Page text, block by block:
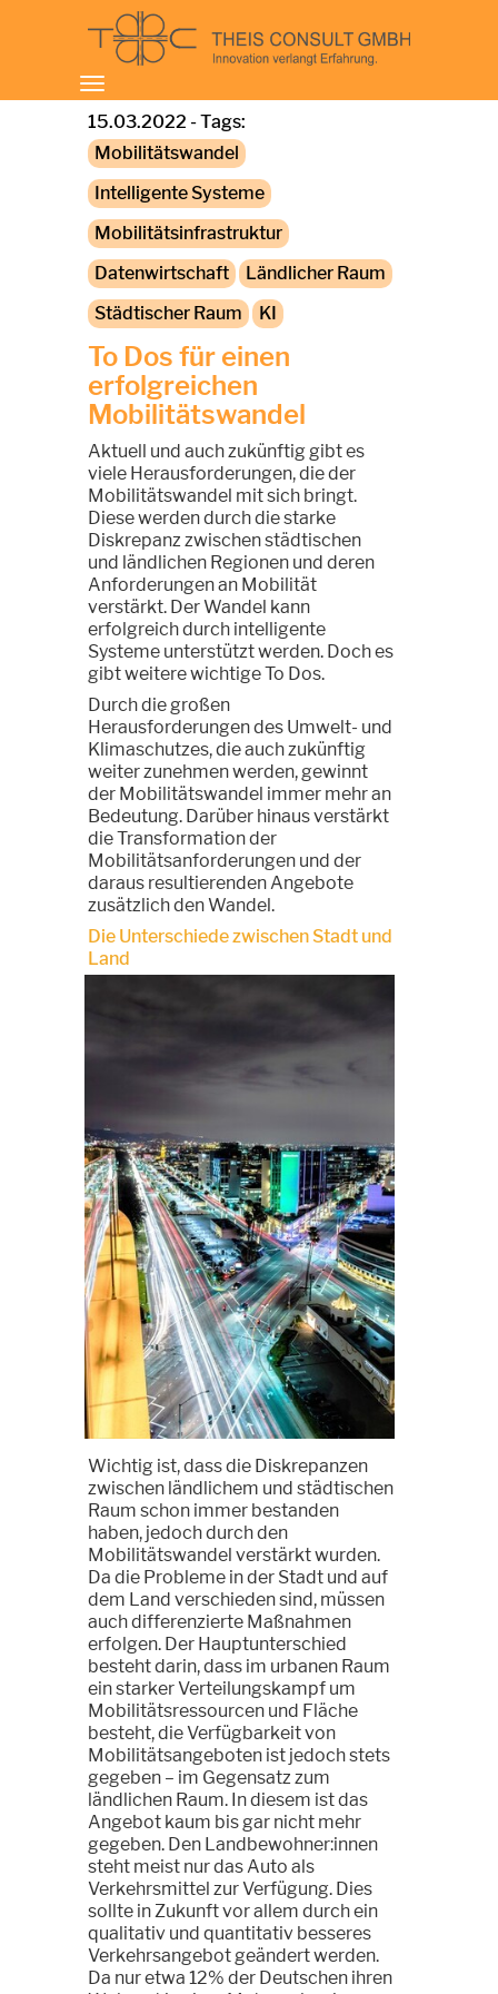
Toggle
navigation
15.03.2022 - Tags:
Mobilitätswandel
Intelligente Systeme
Mobilitätsinfrastruktur
Datenwirtschaft
Ländlicher Raum
Städtischer Raum
KI
To Dos für einen
erfolgreichen
Mobilitätswandel
Aktuell und auch zukünftig gibt es
viele Herausforderungen, die der
Mobilitätswandel mit sich bringt.
Diese werden durch die starke
Diskrepanz zwischen städtischen
und ländlichen Regionen und deren
Anforderungen an Mobilität
verstärkt. Der Wandel kann
erfolgreich durch intelligente
Systeme unterstützt werden. Doch es
gibt weitere wichtige To Dos.
Durch die großen
Herausforderungen des Umwelt- und
Klimaschutzes, die auch zukünftig
weiter zunehmen werden, gewinnt
der Mobilitätswandel immer mehr an
Bedeutung. Darüber hinaus verstärkt
die Transformation der
Mobilitätsanforderungen und der
daraus resultierenden Angebote
zusätzlich den Wandel.
Die Unterschiede zwischen Stadt und
Land
Wichtig ist, dass die Diskrepanzen
zwischen ländlichem und städtischen
Raum schon immer bestanden
haben, jedoch durch den
Mobilitätswandel verstärkt wurden.
Da die Probleme in der Stadt und auf
dem Land verschieden sind, müssen
auch differenzierte Maßnahmen
erfolgen. Der Hauptunterschied
besteht darin, dass im urbanen Raum
ein starker Verteilungskampf um
Mobilitätsressourcen und Fläche
besteht, die Verfügbarkeit von
Mobilitätsangeboten ist jedoch stets
gegeben – im Gegensatz zum
ländlichen Raum. In diesem ist das
Angebot kaum bis gar nicht mehr
gegeben. Den Landbewohner:innen
steht meist nur das Auto als
Verkehrsmittel zur Verfügung. Dies
sollte in Zukunft vor allem durch ein
qualitativ und quantitativ besseres
Verkehrsangebot geändert werden.
Da nur etwa 12% der Deutschen ihren